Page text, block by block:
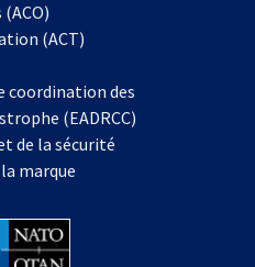
dans
nouvel
onglet
(ACT)
coordination des
(EADRCC)
de la sécurité
marque